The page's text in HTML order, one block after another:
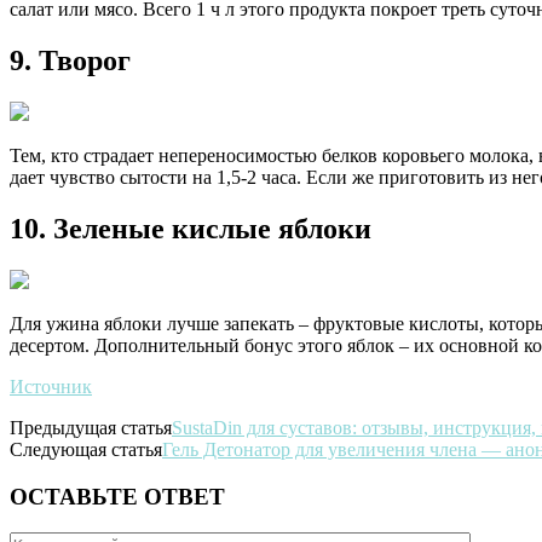
салат или мясо. Всего 1 ч л этого продукта покроет треть
9. Творог
Тем, кто страдает непереносимостью белков коровьего
дает чувство сытости на 1,5-2 часа. Если же приготовить из
10. Зеленые кислые яблоки
Для ужина яблоки лучше запекать – фруктовые кислоты,
десертом. Дополнительный бонус этого яблок – их основной
Источник
Предыдущая статьяSustaDin для суставов: отзывы,
Следующая статьяГель Детонатор для увеличения члена —
ОСТАВЬТЕ ОТВЕТ